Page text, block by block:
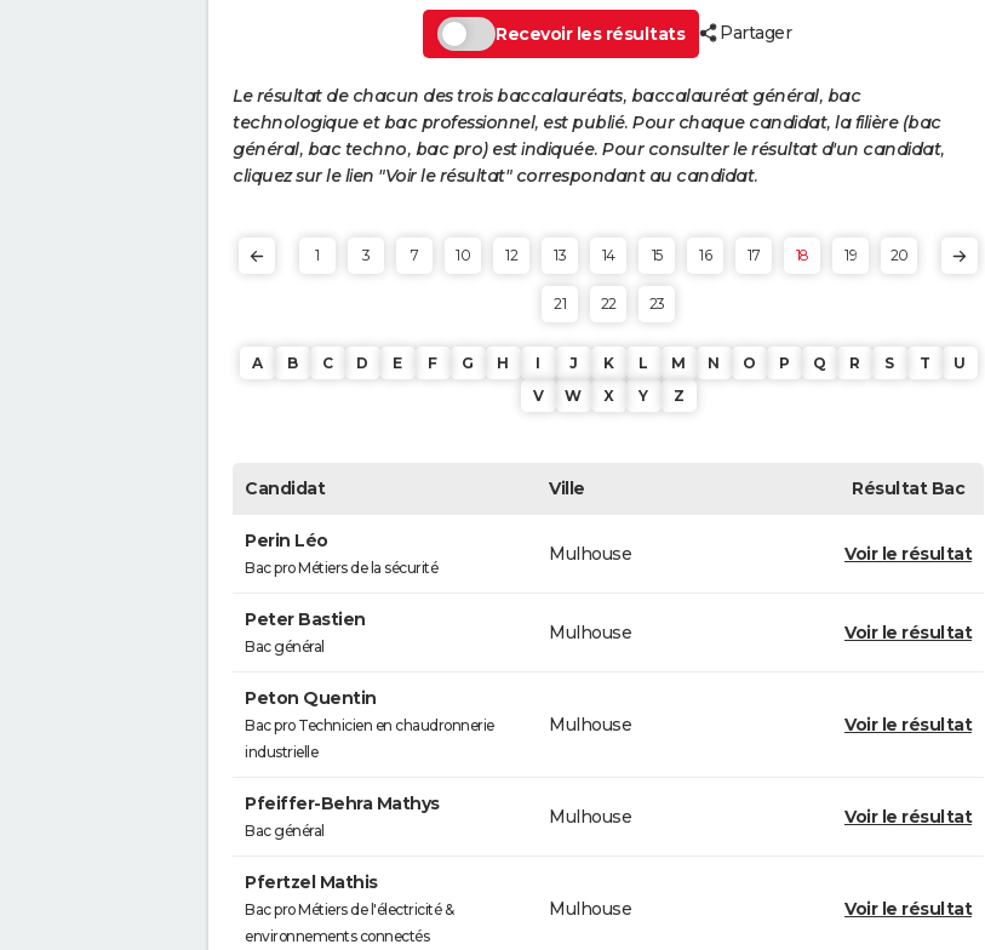
Recevoir les résultats Partager
Le résultat de chacun des trois baccalauréats, baccalauréat général, bac
technologique et bac professionnel, est publié. Pour chaque candidat, la filière (bac
général, bac techno, bac pro) est indiquée. Pour consulter le résultat d'un candidat,
cliquez sur le lien "Voir le résultat" correspondant au candidat.
1 3 7 10 12 13 14 15 16 17 18 19 20
21 22 23
A B C D E F G H I J K L M N O P Q R S T
U
V
W X Y Z
Candidat Ville RésultatBac
Perin Léo
Bac pro Métiers de la sécurité
Mulhouse Voir le résultat
Peter Bastien
Bac général
Mulhouse Voir le résultat
Peton Quentin
Bac pro Technicien en chaudronnerie
industrielle
Mulhouse Voir le résultat
Pfeiffer-Behra Mathys
Bac général
Mulhouse Voir le résultat
Pfertzel Mathis
Bac pro Métiers de l'électricité &
environnements connectés
Mulhouse Voir le résultat